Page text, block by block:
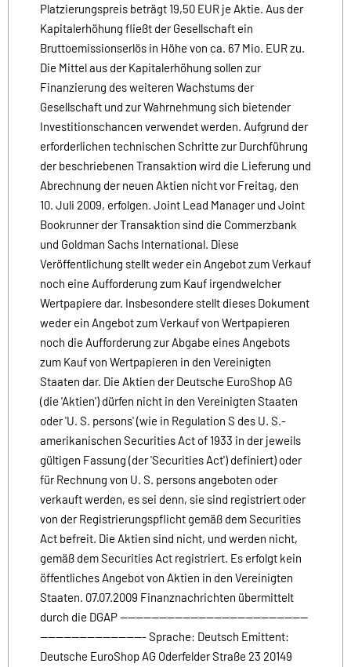
Platzierungspreis beträgt 19,50 EUR je Aktie. Aus der
Kapitalerhöhung fließt der Gesellschaft ein
Bruttoemissionserlös in Höhe von ca. 67 Mio. EUR zu.
Die Mittel aus der Kapitalerhöhung sollen zur
Finanzierung des weiteren Wachstums der
Gesellschaft und zur Wahrnehmung sich bietender
Investitionschancen verwendet werden. Aufgrund der
erforderlichen technischen Schritte zur Durchführung
der beschriebenen Transaktion wird die Lieferung und
Abrechnung der neuen Aktien nicht vor Freitag, den
10. Juli 2009, erfolgen. Joint Lead Manager und Joint
Bookrunner der Transaktion sind die Commerzbank
und Goldman Sachs International. Diese
Veröffentlichung stellt weder ein Angebot zum Verkauf
noch eine Aufforderung zum Kauf irgendwelcher
Wertpapiere dar. Insbesondere stellt dieses Dokument
weder ein Angebot zum Verkauf von Wertpapieren
noch die Aufforderung zur Abgabe eines Angebots
zum Kauf von Wertpapieren in den Vereinigten
Staaten dar. Die Aktien der Deutsche EuroShop AG
(die 'Aktien') dürfen nicht in den Vereinigten Staaten
oder 'U. S. persons' (wie in Regulation S des U. S.-
amerikanischen Securities Act of 1933 in der jeweils
gültigen Fassung (der 'Securities Act') definiert) oder
für Rechnung von U. S. persons angeboten oder
verkauft werden, es sei denn, sie sind registriert oder
von der Registrierungspflicht gemäß dem Securities
Act befreit. Die Aktien sind nicht, und werden nicht,
gemäß dem Securities Act registriert. Es erfolgt kein
öffentliches Angebot von Aktien in den Vereinigten
Staaten. 07.07.2009 Finanznachrichten übermittelt
durch die DGAP ------------------------------------------------
--------------------------- Sprache: Deutsch Emittent:
Deutsche EuroShop AG Oderfelder Straße 23 20149